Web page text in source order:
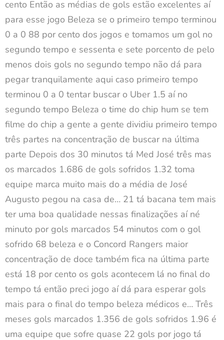
cento Então as médias de gols estão excelentes aí
para esse jogo Beleza se o primeiro tempo terminou
0 a 0 88 por cento dos jogos e tomamos um gol no
segundo tempo e sessenta e sete porcento de pelo
menos dois gols no segundo tempo não dá para
pegar tranquilamente aqui caso primeiro tempo
terminou 0 a 0 tentar buscar o Uber 1.5 aí no
segundo tempo Beleza o time do chip hum se tem
filme do chip a gente a gente dividiu primeiro tempo
três partes na concentração de buscar na última
parte Depois dos 30 minutos tá Med José três mas
os marcados 1.686 de gols sofridos 1.32 toma
equipe marca muito mais do a média de José
Augusto pegou na casa de… 21 tá bacana tem mais
ter uma boa qualidade nessas finalizações aí né
minuto por gols marcados 54 minutos com o gol
sofrido 68 beleza e o Concord Rangers maior
concentração de doce também fica na última parte
está 18 por cento os gols acontecem lá no final do
tempo tá então preci jogo aí dá para esperar gols
mais para o final do tempo beleza médicos e… Três
meses gols marcados 1.356 de gols sofridos 1.96 é
uma equipe que sofre quase 22 gols por jogo tá